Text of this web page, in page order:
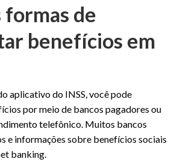
de
benefícios em
aplicativo do INSS, você pode
por meio de bancos pagadores ou
telefônico. Muitos bancos
e informações sobre benefícios sociais
banking.